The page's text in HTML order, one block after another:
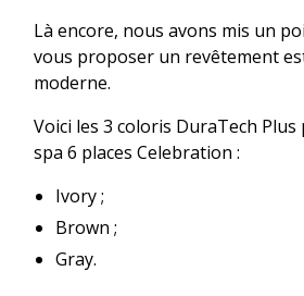
Là encore, nous avons mis un
vous proposer un revêtement
moderne.
Voici les 3 coloris DuraTech Plus
spa 6 places Celebration :
Ivory ;
Brown ;
Gray.